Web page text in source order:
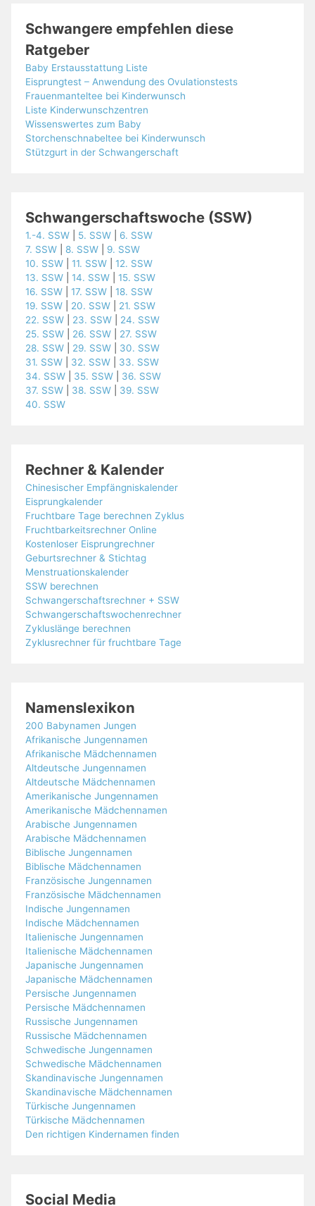
Schwangere empfehlen diese
Ratgeber
Baby Erstausstattung Liste
Eisprungtest – Anwendung des Ovulationstests
Frauenmanteltee bei Kinderwunsch
Liste Kinderwunschzentren
Wissenswertes zum Baby
Storchenschnabeltee bei Kinderwunsch
Stützgurt in der Schwangerschaft
Schwangerschaftswoche (SSW)
1.-4. SSW 5. SSW
6. SSW
7. SSW
8. SSW
9. SSW
10. SSW |11. SSW |12. SSW
13. SSW |14. SSW |15. SSW
16. SSW |17. SSW |18. SSW
19. SSW
20. SSW
21. SSW
22. SSW
23. SSW
24. SSW
25. SSW
26. SSW
27. SSW
28. SSW
29. SSW
30. SSW
31. SSW
32. SSW
33. SSW
34. SSW
35. SSW
36. SSW
37. SSW
38. SSW
39. SSW
40. SSW
Rechner & Kalender
Chinesischer Empfängniskalender
Eisprungkalender
Fruchtbare Tage berechnen Zyklus
Fruchtbarkeitsrechner Online
Kostenloser Eisprungrechner
Geburtsrechner & Stichtag
Menstruationskalender
SSW berechnen
Schwangerschaftsrechner + SSW
Schwangerschaftswochenrechner
Zykluslänge berechnen
Zyklusrechner für fruchtbare Tage
Namenslexikon
200 Babynamen Jungen
Afrikanische Jungennamen
Afrikanische Mädchennamen
Altdeutsche Jungennamen
Altdeutsche Mädchennamen
Amerikanische Jungennamen
Amerikanische Mädchennamen
Arabische Jungennamen
Arabische Mädchennamen
Biblische Jungennamen
Biblische Mädchennamen
Französische Jungennamen
Französische Mädchennamen
Indische Jungennamen
Indische Mädchennamen
Italienische Jungennamen
Italienische Mädchennamen
Japanische Jungennamen
Japanische Mädchennamen
Persische Jungennamen
Persische Mädchennamen
Russische Jungennamen
Russische Mädchennamen
Schwedische Jungennamen
Schwedische Mädchennamen
Skandinavische Jungennamen
Skandinavische Mädchennamen
Türkische Jungennamen
Türkische Mädchennamen
Den richtigen Kindernamen finden
Social Media